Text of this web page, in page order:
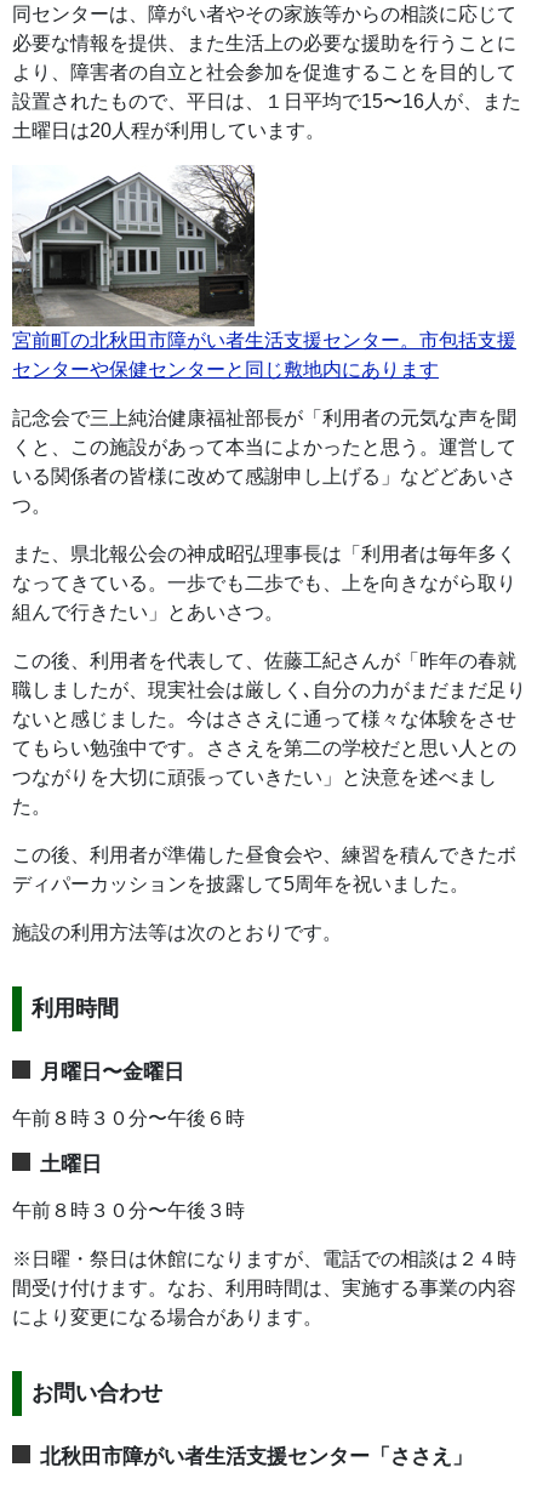
同センターは、障がい者やその家族等からの相談に応じて
必要な情報を提供、また生活上の必要な援助を行うことに
より、障害者の自立と社会参加を促進することを目的して
設置されたもので、平日は、１日平均で15〜16人が、また
土曜日は20人程が利用しています。
宮前町の北秋田市障がい者生活支援センター。市包括支援
センターや保健センターと同じ敷地内にあります
記念会で三上純治健康福祉部長が「利用者の元気な声を聞
くと、この施設があって本当によかったと思う。運営して
いる関係者の皆様に改めて感謝申し上げる」などどあいさ
つ。
また、県北報公会の神成昭弘理事長は「利用者は毎年多く
なってきている。一歩でも二歩でも、上を向きながら取り
組んで行きたい」とあいさつ。
この後、利用者を代表して、佐藤工紀さんが「昨年の春就
職しましたが、現実社会は厳しく､自分の力がまだまだ足り
ないと感じました。今はささえに通って様々な体験をさせ
てもらい勉強中です。ささえを第二の学校だと思い人との
つながりを大切に頑張っていきたい」と決意を述べまし
た。
この後、利用者が準備した昼食会や、練習を積んできたボ
ディパーカッションを披露して5周年を祝いました。
施設の利用方法等は次のとおりです。
利用時間
月曜日〜金曜日
午前８時３０分〜午後６時
土曜日
午前８時３０分〜午後３時
※日曜・祭日は休館になりますが、電話での相談は２４時
間受け付けます。なお、利用時間は、実施する事業の内容
により変更になる場合があります。
お問い合わせ
北秋田市障がい者生活支援センター「ささえ」